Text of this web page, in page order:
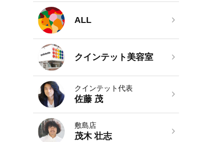
ALL
クインテット美容室
クインテット代表
佐藤 茂
敷島店
茂木 壮志